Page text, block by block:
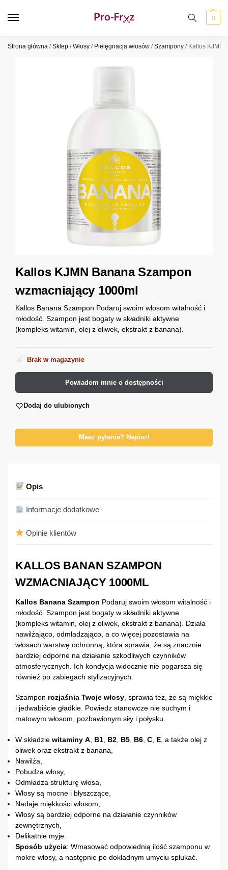
0
Strona główna /Sklep /Włosy / Pielęgnacja włosów /Szampony / Kallos KJMN
Kallos KJMN Banana Szampon
wzmacniający 1000ml
Kallos Banana Szampon Podaruj swoim włosom witalność i
młodość. Szampon jest bogaty w składniki aktywne
(kompleks witamin, olej z oliwek, ekstrakt z banana).
Brak w magazynie
Powiadom mnie o dostępności
Dodaj do ulubionych
Masz pytanie? Napisz!
Opis
Informacje dodatkowe
Opinie klientów
KALLOS BANAN SZAMPON
WZMACNIAJĄCY 1000ML
Kallos Banana Szampon Podaruj swoim włosom witalność i
młodość. Szampon jest bogaty w składniki aktywne
(kompleks witamin, olej z oliwek, ekstrakt z banana). Działa
nawilżająco, odmładzająco, a co więcej pozostawia na
włosach warstwę ochronną, która sprawia, że są znacznie
bardziej odporne na działanie szkodliwych czynników
atmosferycznych. Ich kondycja widocznie nie pogarsza się
również po zabiegach stylizacyjnych.
Szampon rozjaśnia Twoje włosy, sprawia też, że są miękkie
i jedwabiście gładkie. Powiedz stanowcze nie suchym i
matowym włosom, pozbawionym siły i połysku.
W składzie witaminy A B1 B2 B5 B6 C E , a także olej z
oliwek oraz ekstrakt z banana,
Nawilża,
Pobudza włosy,
Odmładza strukturę włosa,
Włosy są mocne i błyszczące,
Nadaje miękkości włosom,
Włosy są bardziej odporne na działanie czynników
zewnętrznych,
Delikatnie myje.
Sposób użycia: Wmasować odpowiednią ilość szamponu w
mokre włosy, a następnie po dokładnym umyciu spłukać.